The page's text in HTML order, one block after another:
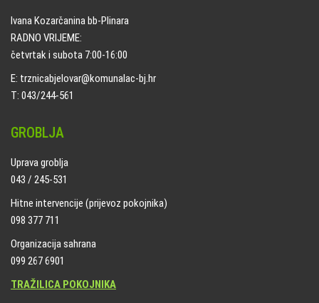
Ivana Kozarčanina bb-Plinara
RADNO VRIJEME:
četvrtak i subota 7:00-16:00
E: trznicabjelovar@komunalac-bj.hr
T: 043/244-561
GROBLJA
Uprava groblja
043 / 245-531
Hitne intervencije (prijevoz pokojnika)
098 377 711
Organizacija sahrana
099 267 6901
TRAŽILICA POKOJNIKA